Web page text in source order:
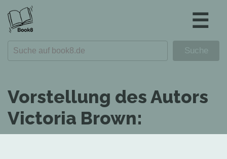
☰
Vorstellung des Autors
Victoria Brown: